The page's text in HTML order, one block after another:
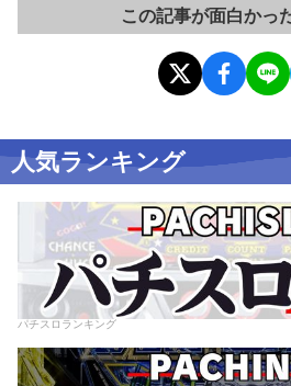
この記事が面白かっ
人気ランキング
パチスロランキング